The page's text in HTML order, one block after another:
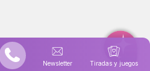
Newsletter Tiradas y juegos